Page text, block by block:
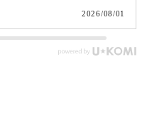
たやじ社長が下した決断
とは。▶ @sotoubaya140
2026/08/01